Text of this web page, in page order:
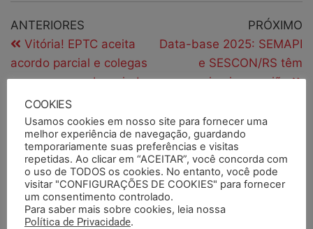
ANTERIORES
Vitória! EPTC aceita
acordo parcial e colegas
passam a receber ainda
em junho reajuste nos
vales
PRÓXIMO
Data-base 2025: SEMAPI
e SESCON/RS têm
primeira reunião
PESQUISAR
COOKIES
Usamos cookies em nosso site para fornecer uma
melhor experiência de navegação, guardando
temporariamente suas preferências e visitas
repetidas. Ao clicar em “ACEITAR”, você concorda com
o uso de TODOS os cookies. No entanto, você pode
visitar "CONFIGURAÇÕES DE COOKIES" para fornecer
um consentimento controlado.
Para saber mais sobre cookies, leia nossa
Política de Privacidade.